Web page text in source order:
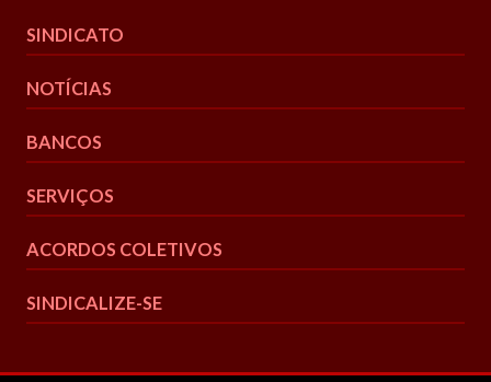
SINDICATO
NOTÍCIAS
BANCOS
SERVIÇOS
ACORDOS COLETIVOS
SINDICALIZE-SE